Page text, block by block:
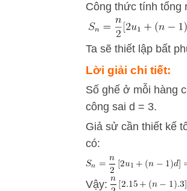
Công thức tính tổng
Ta sẽ thiết lập bất
Lời giải chi tiết:
Số ghế ở mỗi hàng
công sai d = 3.
Giả sử cần thiết kế
có:
Vậy: